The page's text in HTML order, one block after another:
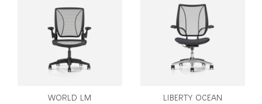
WORLD LM LIBERTY OCEAN